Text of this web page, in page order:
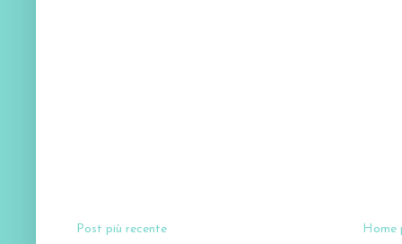
Post più recente Home